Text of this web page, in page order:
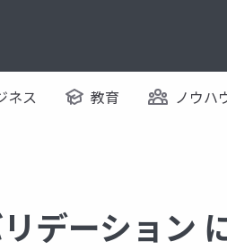
ネス 教育 ノウハ
デーション